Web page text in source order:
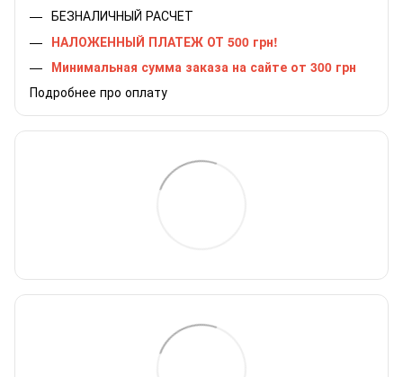
БЕЗНАЛИЧНЫЙ РАСЧЕТ
НАЛОЖЕННЫЙ ПЛАТЕЖ ОТ 500 грн!
Минимальная сумма заказа на сайте от 300 грн
Подробнее про оплату